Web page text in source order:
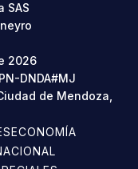
SAS
2026
DNDA#MJ
de Mendoza,
ECONOMÍA